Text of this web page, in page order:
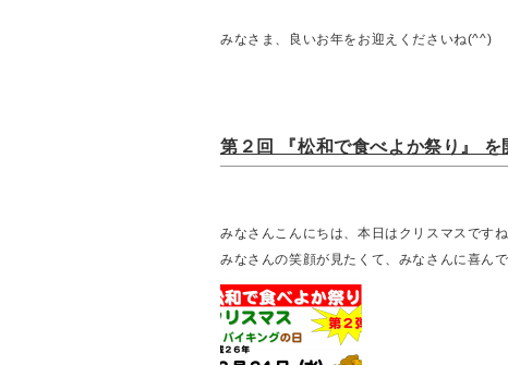
みなさま、良いお年をお迎えくださいね(^^)
第２回 『松和で食べよか祭り』
みなさんこんにちは、本日はクリスマスですね
みなさんの笑顔が見たくて、みなさんに喜ん